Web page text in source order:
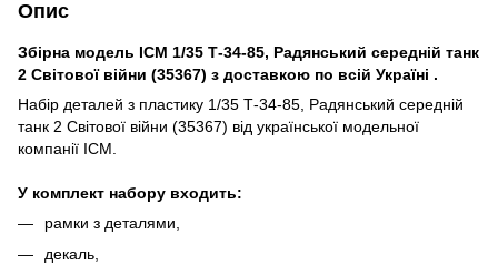
Опис
Збірна модель ICM 1/35 Т-34-85, Радянський середній танк
2 Світової війни (35367) з доставкою по всій Україні .
Набір деталей з пластику 1/35 Т-34-85, Радянський середній
танк 2 Світової війни (35367) від української модельної
компанії ICM.
У комплект набору входить:
рамки з деталями,
декаль,